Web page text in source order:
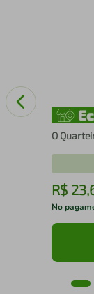
O
R$ 23,
No